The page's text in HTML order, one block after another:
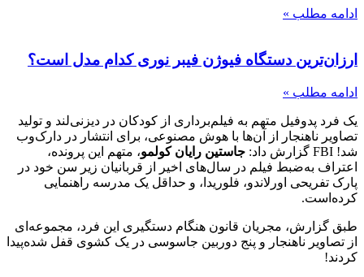
ادامه مطلب »
ارزان‌ترین دستگاه فیوژن فیبر نوری کدام مدل است؟
ادامه مطلب »
یک فرد پدوفیل متهم به فیلم‌برداری از کودکان در دیزنی‌لند و تولید
تصاویر ناهنجار از آن‌ها با هوش مصنوعی، برای انتشار در دارک‌وب
شد! FBI گزارش داد:
جاستین رایان کولمو، متهم این پرونده،
اعتراف به‌ضبط فیلم در سال‌های اخیر از قربانیان زیر سن خود در
پارک تفریحی اورلاندو، فلوریدا، و حداقل یک مدرسه راهنمایی
کرده‌است.
طبق گزارش، مجریان قانون هنگام دستگیری این فرد، مجموعه‌ای
از تصاویر ناهنجار و پنج دوربین جاسوسی در یک کشوی قفل شده‌پیدا
کردند!